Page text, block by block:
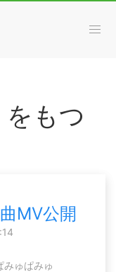
をもつ
MV公開
みゅぱみゅ